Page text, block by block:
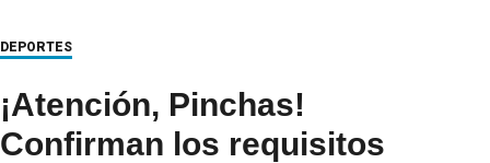
DEPORTES
¡Atención, Pinchas!
Confirman los requisitos